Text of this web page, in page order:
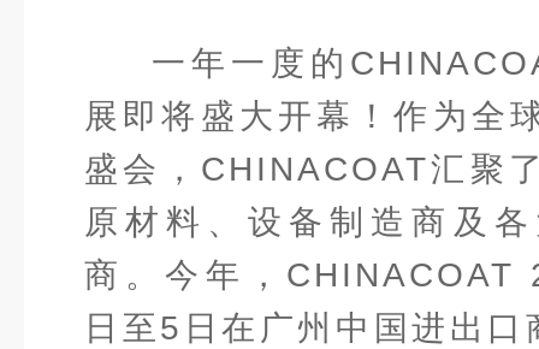
一年一度的
展即将盛大开幕！作为全
盛会，CHINACOAT汇聚
原材料、设备制造商及
商。今年，
日至5日在广州中国进出